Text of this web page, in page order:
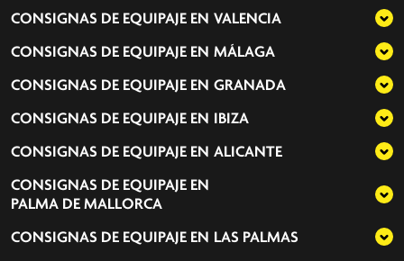
CONSIGNAS DE EQUIPAJE EN VALENCIA
CONSIGNAS DE EQUIPAJE EN MÁLAGA
CONSIGNAS DE EQUIPAJE EN GRANADA
CONSIGNAS DE EQUIPAJE EN IBIZA
CONSIGNAS DE EQUIPAJE EN ALICANTE
CONSIGNAS DE EQUIPAJE EN
PALMA DE MALLORCA
CONSIGNAS DE EQUIPAJE EN LAS PALMAS